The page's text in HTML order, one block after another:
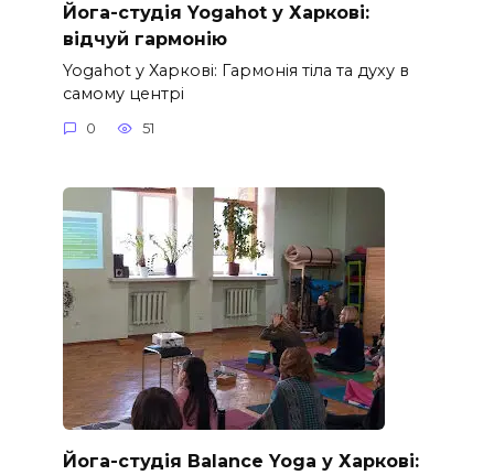
Йога-студія Yogahot у Харкові:
відчуй гармонію
Yogahot у Харкові: Гармонія тіла та духу в
самому центрі
0 51
Йога-студія Balance Yoga у Харкові: